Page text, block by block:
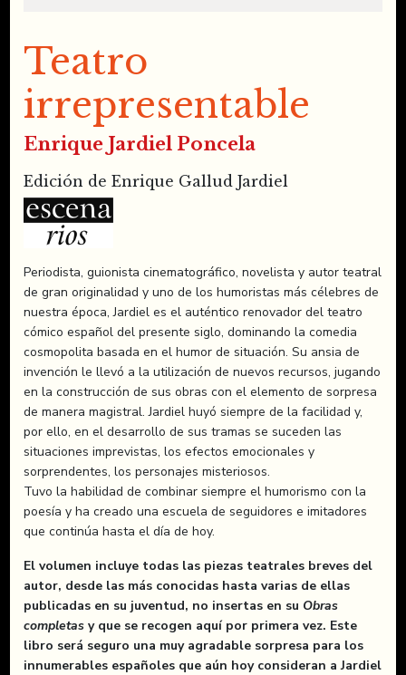
Teatro
irrepresentable
Enrique Jardiel Poncela
Edición de Enrique Gallud Jardiel
Periodista, guionista cinematográfico, novelista y autor teatral
de gran originalidad y uno de los humoristas más célebres de
nuestra época, Jardiel es el auténtico renovador del teatro
cómico español del presente siglo, dominando la comedia
cosmopolita basada en el humor de situación. Su ansia de
invención le llevó a la utilización de nuevos recursos, jugando
en la construcción de sus obras con el elemento de sorpresa
de manera magistral. Jardiel huyó siempre de la facilidad y,
por ello, en el desarrollo de sus tramas se suceden las
situaciones imprevistas, los efectos emocionales y
sorprendentes, los personajes misteriosos.
Tuvo la habilidad de combinar siempre el humorismo con la
poesía y ha creado una escuela de seguidores e imitadores
que continúa hasta el día de hoy.
El volumen incluye todas las piezas teatrales breves del
autor, desde las más conocidas hasta varias de ellas
publicadas en su juventud, no insertas en su Obras
completas y que se recogen aquí por primera vez. Este
libro será seguro una muy agradable sorpresa para los
innumerables españoles que aún hoy consideran a Jardiel